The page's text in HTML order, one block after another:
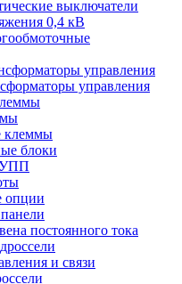
выключатели
0,4 кВ
управления
управления
клеммы
блоки
УПП
опции
постоянного тока
и связи